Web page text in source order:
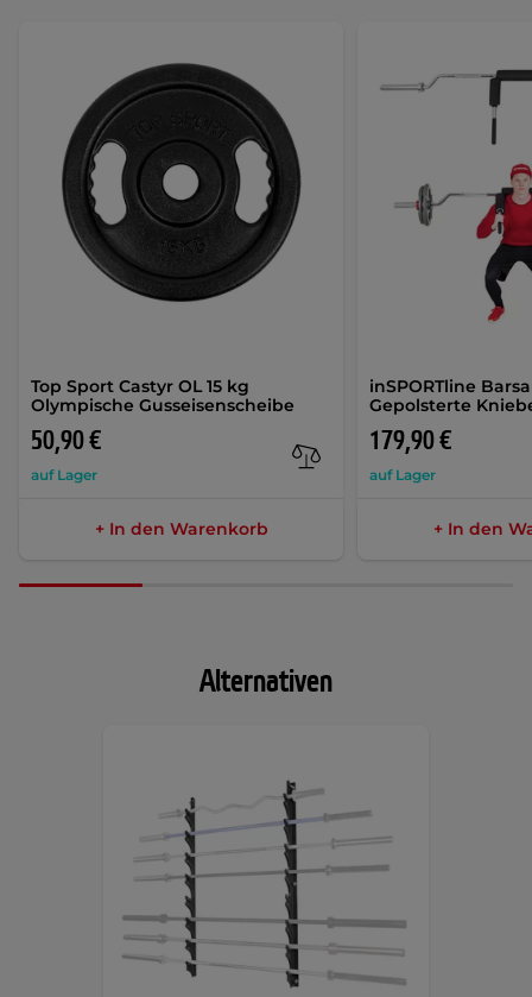
Top Sport Castyr OL 15 kg
Olympische Gusseisenscheibe
50,90 €
auf Lager
+ In den Warenkorb
inSPORTline
Gepolsterte
179,90 €
auf Lager
+ In den
Alternativen